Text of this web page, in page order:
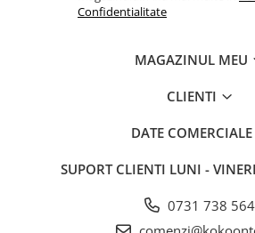
Confidentialitate
MAGAZINUL MEU
CLIENTI
DATE COMERCIALE
SUPORT CLIENTI LUNI -
0731 738 564